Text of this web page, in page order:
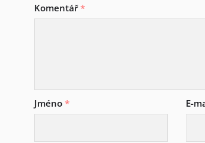
Komentář*
Jméno * E-